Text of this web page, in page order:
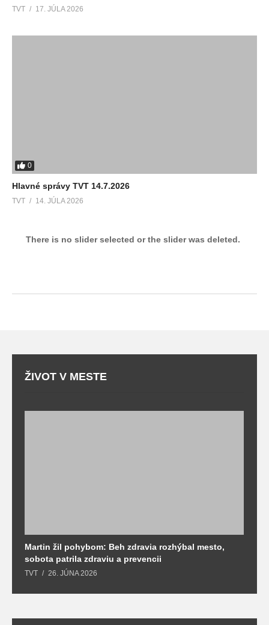
TVT 17. JÚLA 2026
0
Hlavné správy TVT 14.7.2026
TVT 14. JÚLA 2026
There is no slider selected or the slider was deleted.
ŽIVOT V MESTE
Martin žil pohybom: Beh zdravia rozhýbal mesto,
sobota patrila zdraviu a prevencii
TVT 26. JÚNA 2026